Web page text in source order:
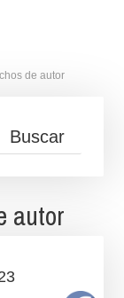
de autor
autor